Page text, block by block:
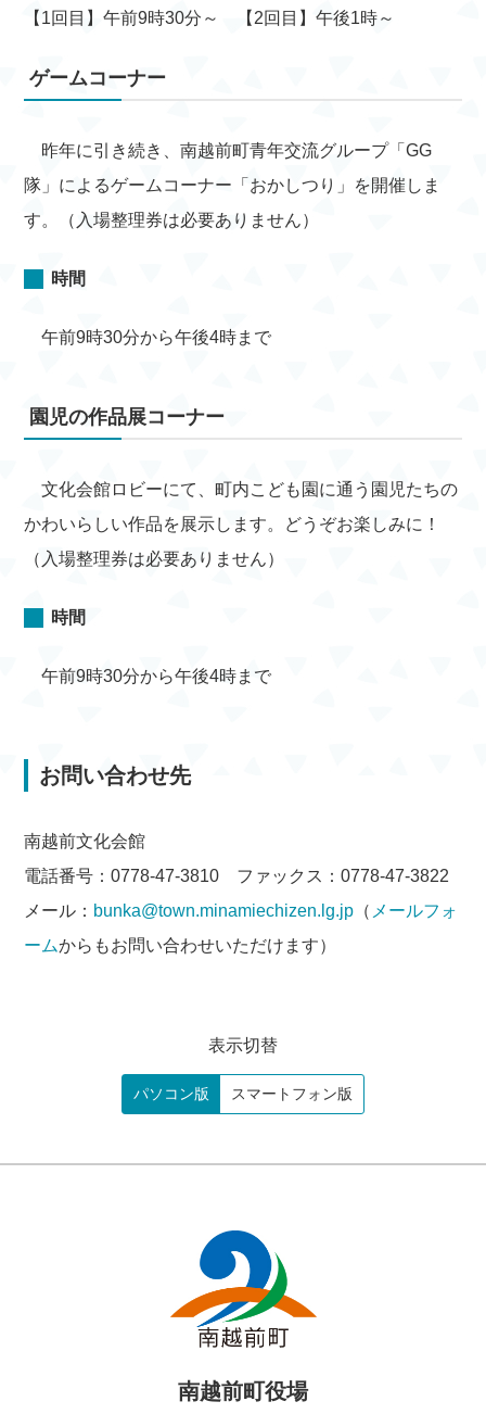
【1回目】午前9時30分～ 【2回目】午後1時～
ゲームコーナー
昨年に引き続き、南越前町青年交流グループ「GG
隊」によるゲームコーナー「おかしつり」を開催しま
す。（入場整理券は必要ありません）
時間
午前9時30分から午後4時まで
園児の作品展コーナー
文化会館ロビーにて、町内こども園に通う園児たちの
かわいらしい作品を展示します。どうぞお楽しみに！
（入場整理券は必要ありません）
時間
午前9時30分から午後4時まで
お問い合わせ先
南越前文化会館
電話番号：0778-47-3810 ファックス：0778-47-3822
メール： bunka@town.minamiechizen.lg.jp （ メールフォ
ームからもお問い合わせいただけます）
表示切替
パソコン版 スマートフォン版
南越前町役場